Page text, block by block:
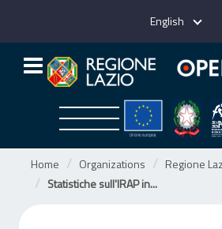
English
Home Organizations
Regione
Statistiche sull'IRAP in...